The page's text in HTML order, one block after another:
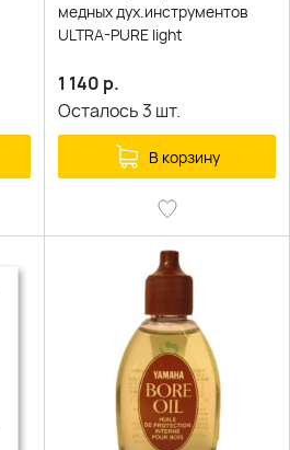
медных дух.инструментов
ULTRA-PURE light
1 140 р.
Осталось3 шт.
В корзину